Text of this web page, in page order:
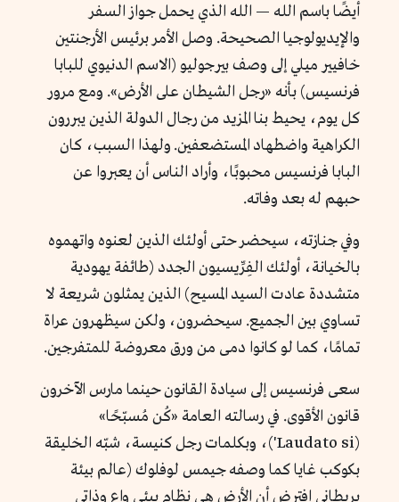
أيضًا باسم الله — الله الذي يحمل جواز السفر
والإيديولوجيا الصحيحة. وصل الأمر برئيس الأرجنتين
خافيير ميلي إلى وصف بيرجوليو (الاسم الدنيوي للبابا
فرنسيس) بأنه «رجل الشيطان على الأرض». ومع مرور
كل يوم، يحيط بنا المزيد من رجال الدولة الذين يبررون
الكراهية واضطهاد المستضعفين. ولهذا السبب، كان
البابا فرنسيس محبوبًا، وأراد الناس أن يعبروا عن
حبهم له بعد وفاته.
وفي جنازته، سيحضر حتى أولئك الذين لعنوه واتهموه
بالخيانة، أولئك الفِرِّيسيون الجدد (طائفة يهودية
متشددة عادت السيد المسيح) الذين يمثلون شريعة لا
تساوي بين الجميع. سيحضرون، ولكن سيظهرون عراة
تمامًا، كما لو كانوا دمى من ورق معروضة للمتفرجين.
سعى فرنسيس إلى سيادة القانون حينما مارس الآخرون
قانون الأقوى. في رسالته العامة «كُن مُسبّحًا»
(Laudato si')، وبكلمات رجل كنيسة، شبّه الخليقة
بكوكب غايا كما وصفه جيمس لوفلوك (عالم بيئة
بريطاني افترض أن الأرض هي نظام بيئي واعٍ وذاتي